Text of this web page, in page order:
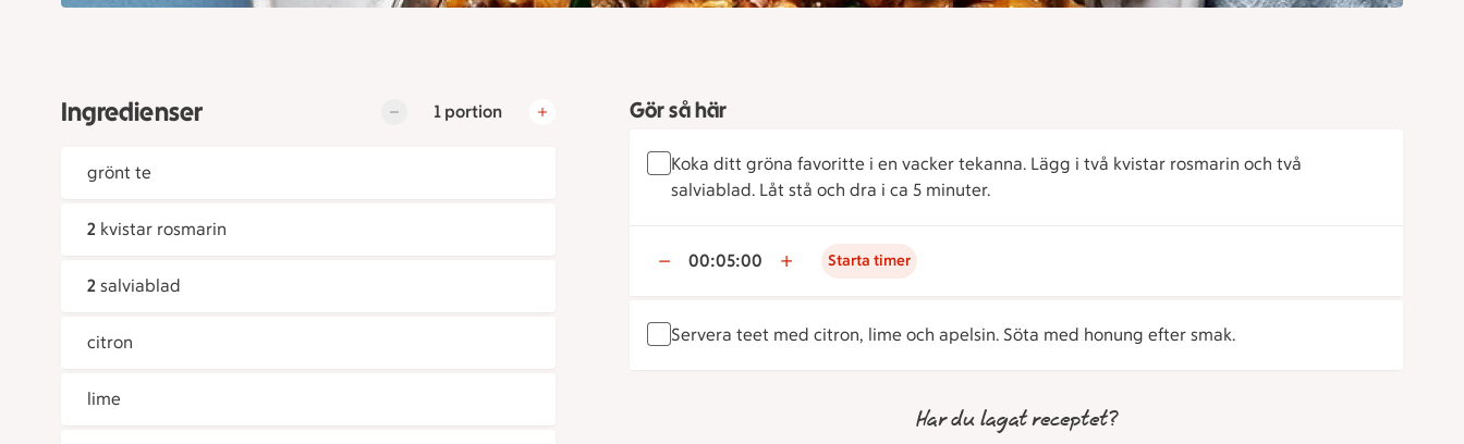
Ingredienser 1 portion
grönt te
2 kvistar rosmarin
2 salviablad
citron
lime
Gör så här
Koka ditt gröna favoritte i en vacker tekanna. Lägg i två kvistar rosmarin och två
salviablad. Låt stå och dra i ca 5 minuter.
00:05:00 Starta timer
Servera teet med citron, lime och apelsin. Söta med honung efter smak.
Har du lagat receptet?